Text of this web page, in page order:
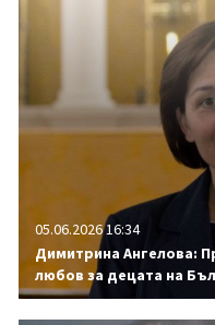
05.06.2026 16:34
Димитрина Ангелова:
любов за децата на